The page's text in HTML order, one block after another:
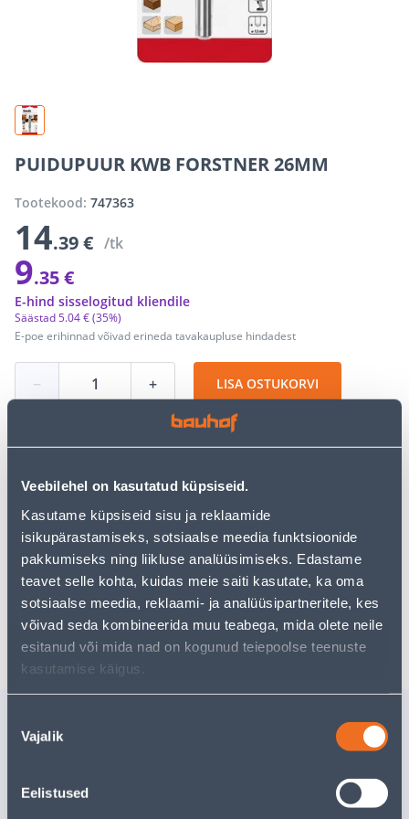
Veebilehel on kasutatud küpsiseid.
Kasutame küpsiseid sisu ja reklaamide
isikupärastamiseks, sotsiaalse meedia funktsioonide
pakkumiseks ning liikluse analüüsimiseks. Edastame
teavet selle kohta, kuidas meie saiti kasutate, ka oma
sotsiaalse meedia, reklaami- ja analüüsipartneritele, kes
võivad seda kombineerida muu teabega, mida olete neile
esitanud või mida nad on kogunud teiepoolse teenuste
kasutamise käigus.
valik
Vajalik
Eelistused
PUIDUPUUR KWB FORSTNER 26MM
Tootekood: 747363
14.39 € /tk
9.35 €
E-poe erihinnad võivad erineda tavakaupluse hindadest
Säästad5.04 €(35%)
E-hind sisselogitud kliendile
− + LISA OSTUKORVI
Vaata saadavust
Eeldatav kojuvedu 3,69 € al. 2-5 tööpäeva
Tarne pakiautomaati al. 2,29 € al. 2-5 tööpäeva
Poest kätte, alates 06.08.2026
.39 €
5.45 €